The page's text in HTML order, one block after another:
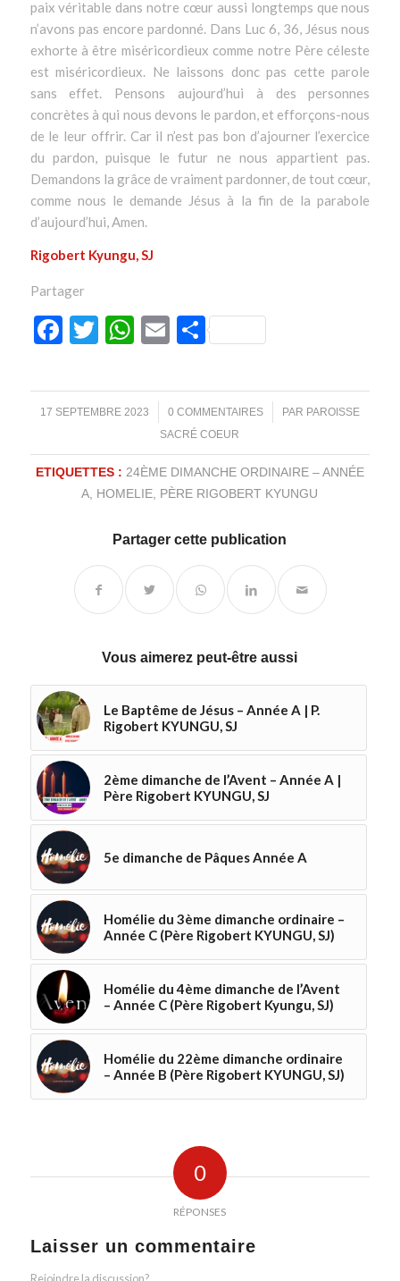
paix véritable dans notre cœur aussi longtemps que nous
n’avons pas encore pardonné. Dans Luc 6, 36, Jésus nous
exhorte à être miséricordieux comme notre Père céleste
est miséricordieux. Ne laissons donc pas cette parole
sans effet. Pensons aujourd’hui à des personnes
concrètes à qui nous devons le pardon, et efforçons-nous
de le leur offrir. Car il n’est pas bon d’ajourner l’exercice
du pardon, puisque le futur ne nous appartient pas.
Demandons la grâce de vraiment pardonner, de tout cœur,
comme nous le demande Jésus à la fin de la parabole
d’aujourd’hui, Amen.
Rigobert Kyungu, SJ
Partager
Facebook
Twitter
WhatsApp
EmailPartager
17 SEPTEMBRE 2023
/ 0 COMMENTAIRES
/ PAR PAROISSE
SACRÉ COEUR
ETIQUETTES : 24ÈME DIMANCHE ORDINAIRE – ANNÉE
A, HOMELIE, PÈRE RIGOBERT KYUNGU
Partager cette publication
Vous aimerez peut-être aussi
Le Baptême de Jésus – Année A | P.
Rigobert KYUNGU, SJ
2ème dimanche de l’Avent – Année A |
Père Rigobert KYUNGU, SJ
5e dimanche de Pâques Année A
Homélie du 3ème dimanche ordinaire –
Année C (Père Rigobert KYUNGU, SJ)
Homélie du 4ème dimanche de l’Avent
– Année C (Père Rigobert Kyungu, SJ)
Homélie du 22ème dimanche ordinaire
– Année B (Père Rigobert KYUNGU, SJ)
0
RÉPONSES
Laisser un commentaire